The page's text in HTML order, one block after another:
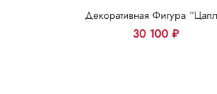
Декоративная Фигура
30 100 ₽